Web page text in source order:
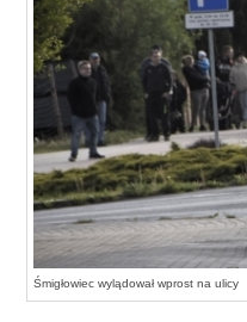
Śmigłowiec wylądował wprost na ulicy